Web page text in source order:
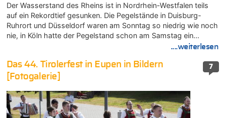
Der Wasserstand des Rheins ist in Nordrhein-Westfalen teils
auf ein Rekordtief gesunken. Die Pegelstände in Duisburg-
Ruhrort und Düsseldorf waren am Sonntag so niedrig wie noch
nie, in Köln hatte der Pegelstand schon am Samstag ein…
....weiterlesen
7
Das 44. Tirolerfest in Eupen in Bildern
[Fotogalerie]